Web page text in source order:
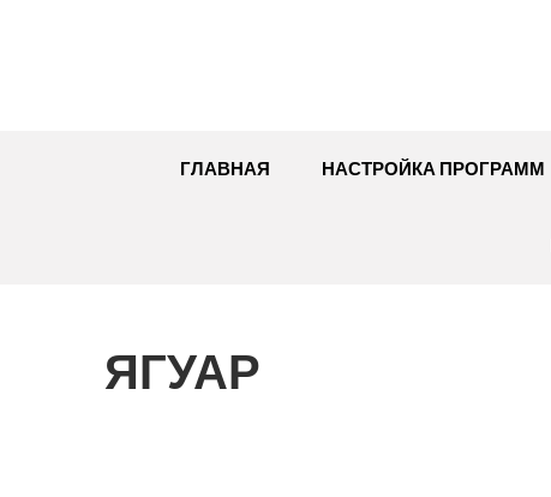
ГЛАВНАЯ НАСТРОЙКА ПРОГРАММ
ЯГУАР